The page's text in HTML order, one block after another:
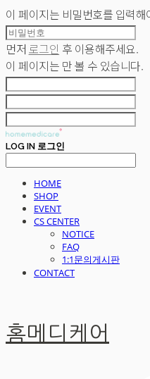
이 페이지는 비밀번호를 입력
먼저 로그인 후 이용해주세요.
이 페이지는 만 볼 수 있습니다.
LOG IN 로그인
HOME
SHOP
EVENT
CS CENTER
NOTICE
FAQ
1:1문의게시판
CONTACT
홈메디케어